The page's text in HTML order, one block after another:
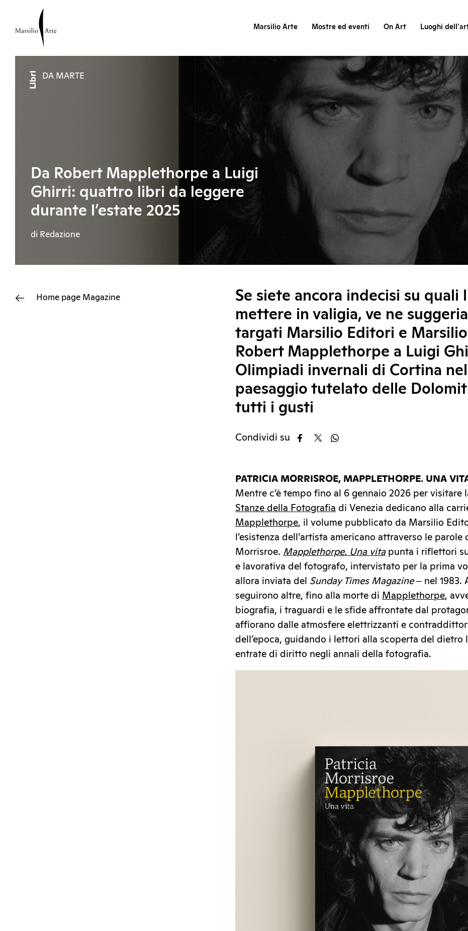
Marsilio Arte Mostre ed eventi On Art Luoghi
Libri DA MARTE
Da Robert Mapplethorpe a Luigi
Ghirri: quattro libri da leggere
durante l’estate 2025
di Redazione
Home page Magazine
Se siete ancora indecisi su quali
mettere in valigia, ve ne
targati Marsilio Editori e
Robert Mapplethorpe a Luigi
Olimpiadi invernali di Cortina nel
paesaggio tutelato delle
tutti i gusti
Condividi su
PATRICIA MORRISROE, MAPPLETHORPE. UNA
Mentre c’è tempo fino al 6 gennaio 2026 per visitare
Stanze della Fotografia di Venezia dedicano alla
Mapplethorpe, il volume pubblicato da Marsilio
l’esistenza dell’artista americano attraverso le parole
Morrisroe. Mapplethorpe. Una vitapunta i riflettori
e lavorativa del fotografo, intervistato per la prima
allora inviata del Sunday Times Magazine‒ nel 1983.
seguirono altre, fino alla morte di Mapplethorpe,
biografia, i traguardi e le sfide affrontate dal
affiorano dalle atmosfere elettrizzanti e
dell’epoca, guidando i lettori alla scoperta del dietro
entrate di diritto negli annali della fotografia.